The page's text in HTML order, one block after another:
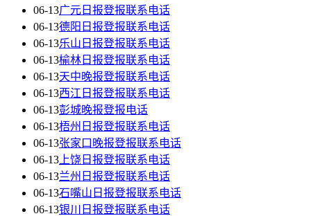
06-13广元日报登报联系电话
06-13德阳日报登报联系电话
06-13乐山日报登报联系电话
06-13榆林日报登报联系电话
06-13天中晚报登报联系电话
06-13西江日报登报联系电话
06-13彭城晚报登报电话
06-13梧州日报登报联系电话
06-13张家口晚报登报联系电话
06-13 上饶日报登报联系电话
06-13兰州日报登报联系电话
06-13石嘴山日报登报联系电话
06-13银川日报登报联系电话